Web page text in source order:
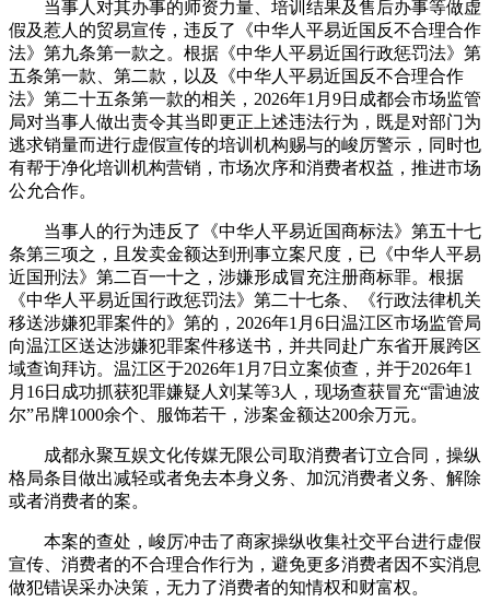
当事人对其办事的师资力量、培训结果及售后办事等做虚
假及惹人的贸易宣传，违反了《中华人平易近国反不合理合作
法》第九条第一款之。根据《中华人平易近国行政惩罚法》第
五条第一款、第二款，以及《中华人平易近国反不合理合作
法》第二十五条第一款的相关，2026年1月9日成都会市场监管
局对当事人做出责令其当即更正上述违法行为，既是对部门为
逃求销量而进行虚假宣传的培训机构赐与的峻厉警示，同时也
有帮于净化培训机构营销，市场次序和消费者权益，推进市场
公允合作。
当事人的行为违反了《中华人平易近国商标法》第五十七
条第三项之，且发卖金额达到刑事立案尺度，已《中华人平易
近国刑法》第二百一十之，涉嫌形成冒充注册商标罪。根据
《中华人平易近国行政惩罚法》第二十七条、《行政法律机关
移送涉嫌犯罪案件的》第的，2026年1月6日温江区市场监管局
向温江区送达涉嫌犯罪案件移送书，并共同赴广东省开展跨区
域查询拜访。温江区于2026年1月7日立案侦查，并于2026年1
月16日成功抓获犯罪嫌疑人刘某等3人，现场查获冒充“雷迪波
尔”吊牌1000余个、服饰若干，涉案金额达200余万元。
成都永聚互娱文化传媒无限公司取消费者订立合同，操纵
格局条目做出减轻或者免去本身义务、加沉消费者义务、解除
或者消费者的案。
本案的查处，峻厉冲击了商家操纵收集社交平台进行虚假
宣传、消费者的不合理合作行为，避免更多消费者因不实消息
做犯错误采办决策，无力了消费者的知情权和财富权。